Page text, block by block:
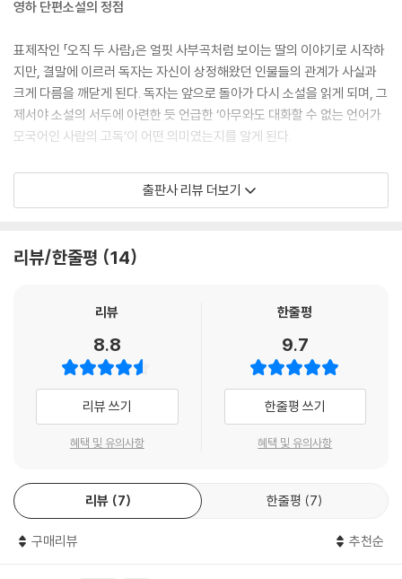
인생의 원점, 자신이 떠나온 곳, 사람들이 흔히 고향이라 말하는 어떤 장소
로. 그가 누구인지 모두가 아는 곳으로. 그러나 아무리 생각해도 그런 지점
이 어디인지 알 수 없었다.
---「인생의 원점」중에서
아?”
“무슨 자기계발서에 나오는 것 같은 개소리 할 거면 집어치워. 죽을 때 죽
말이 끝나기가 무섭게 박이 갑자기 주먹을 뻗었다. 병자답지 않은 날카로
에게는 멍하니 당하냐는 거야.”
---「최은지와 박인수」중에서
나는 우울을 믿어. 인간은 천둥이 치고 비가 퍼붓는 궂은 날씨에는 울적하
도록 진화했어. 가만히 동굴에 틀어박혀서 날씨가 좋아지길 기다리는 게
유리하거든. 에너지를 아끼면서 말이야. 인류가 이렇게 진보한 건 섣불리
움직이지 않고 끝없이 자신의 과오에 집착해온, 나 같은 우울증 환자들 덕
살아남은 거야.
---「신의 장난」중에서
영하 단편소설의 정점
표제작인 「오직 두 사람」은 얼핏 사부곡처럼 보이는 딸의 이야기로 시작하
지만, 결말에 이르러 독자는 자신이 상정해왔던 인물들의 관계가 사실과
크게 다름을 깨닫게 된다. 독자는 앞으로 돌아가 다시 소설을 읽게 되며, 그
제서야 소설의 서두에 아련한 듯 언급한 ‘아무와도 대화할 수 없는 언어가
모국어인 사람의 고독’이 어떤 의미였는지를 알게 된다.
김유정문학상 수상작이기도 한 「아이를 찾습니다」 역시 김영하식 단편 창
작이 다다른 최고 수준의 경지를 보여준다. 강력한 사건이 있고, 심각한 갈
리고 전개를 예상한다. 부모가 처절하게 노력하여 결국 아이를 되찾든지,
았고, 그렇기에 누구도 예상하지 못한 방향으로 이야기를 끌고 간다. 그리
수 없이 현실적인 이야기로 만든다. 「아이를 찾습니다」에 대한 수많은 독자
들의 평도 이를 입증한다. ‘이런 일이 일어나면 어떨까 너무 두려웠다’는 평
부터 ‘어디선가 실제로 일어난 사건을 소설로 쓴 것이냐’는 리뷰까지, 독자
들은 작가가 지어낸 이 짧은 소설을 ‘심리적 사실’로 받아들이고 있었다. 그
것을 가능하게 한 것이 바로 김영하식 아이러니다. “기대했던 것과는 전혀
까?”(69쪽) 기대했던 것과 다른 것, 그것이 반전이며 거기에서 아이러니
가 시작된다. 그런데 김영하는 거기에서 한걸음 더 나아간다. ‘그것은 누구
의 잘못일까?’라고 묻는 것이다. 그렇게 소설은 신들의 짓궂은 장난에 희롱
당하는 애처로운 인간에 대한 연민으로 이어진다.
출판사 리뷰 더보기
리뷰/한줄평 14
리뷰
8.8
리뷰 쓰기
혜택 및 유의사항
한줄평
9.7
한줄평 쓰기
혜택 및 유의사항
리뷰 7 한줄평 7
구매리뷰 추천순